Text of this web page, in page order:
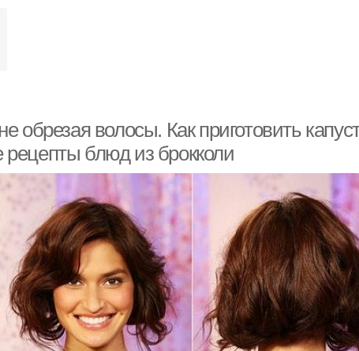
обрезая волосы. Как приготовить
блюд из брокколи